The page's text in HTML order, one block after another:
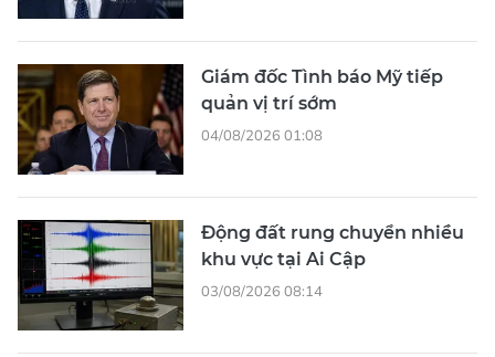
Giám đốc Tình báo Mỹ tiếp
quản vị trí sớm
04/08/2026 01:08
Động đất rung chuyển nhiều
khu vực tại Ai Cập
03/08/2026 08:14